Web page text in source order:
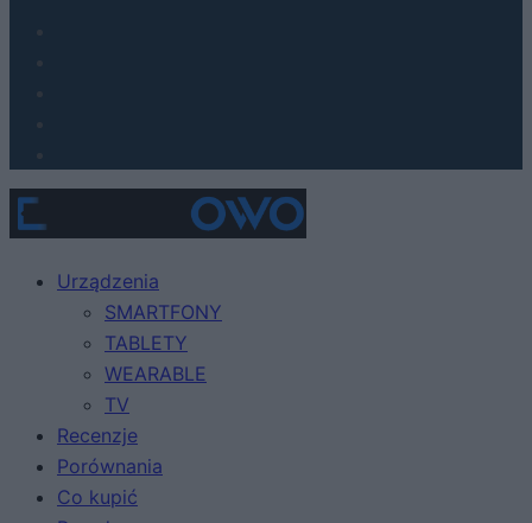
Urządzenia
SMARTFONY
TABLETY
WEARABLE
TV
Recenzje
Porównania
Co kupić